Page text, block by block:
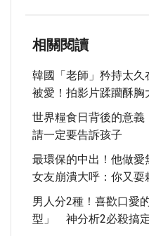
相關閱讀
韓國「老師」矜持太
被愛！拍影片蹂躪酥胸
世界糧食日背後的意義
請一定要告訴孩子
最環保的中出！他做
女友崩潰大呼：你又耍
男人分2種！喜歡口愛
型」 神分析2必殺搞